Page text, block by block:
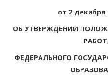
от 2 декабря
ОБ УТВЕРЖДЕНИИ
ФЕДЕРАЛЬНОГО